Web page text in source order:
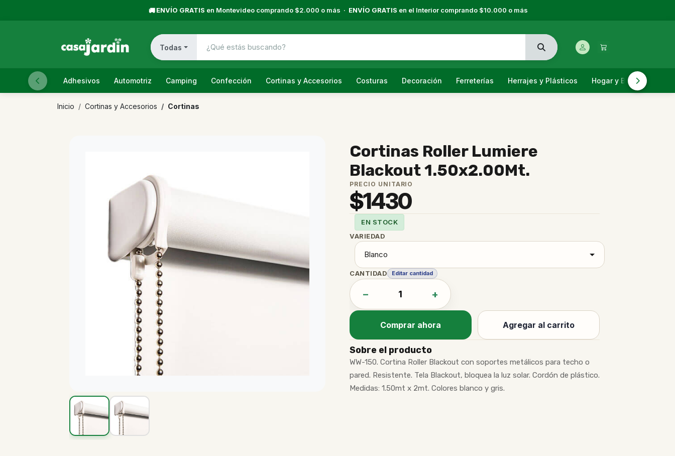
🚚 ENVÍO GRATIS en Montevideo comprando $2.000 o más · ENVÍO GRATIS en el Interior comprando $10.000 o más
Todas
Adhesivos Automotriz Camping Confección Cortinas y Accesorios Costuras Decoración Ferreterías Herrajes y Plásticos Hogar y Bazar
Inicio Cortinas y Accesorios Cortinas
Cortinas Roller Lumiere
Blackout 1.50x2.00Mt.
PRECIO UNITARIO
$1430
EN STOCK
VARIEDAD
CANTIDAD Editar cantidad
− +
Comprar ahora Agregar al carrito
Sobre el producto
WW-150. Cortina Roller Blackout con soportes metálicos para techo o
pared. Resistente. Tela Blackout, bloquea la luz solar. Cordón de plástico.
Medidas: 1.50mt x 2mt. Colores blanco y gris.